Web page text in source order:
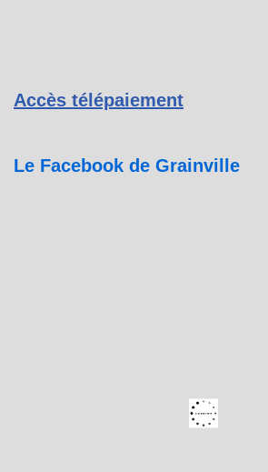
Accès télépaiement
Le Facebook de Grainville